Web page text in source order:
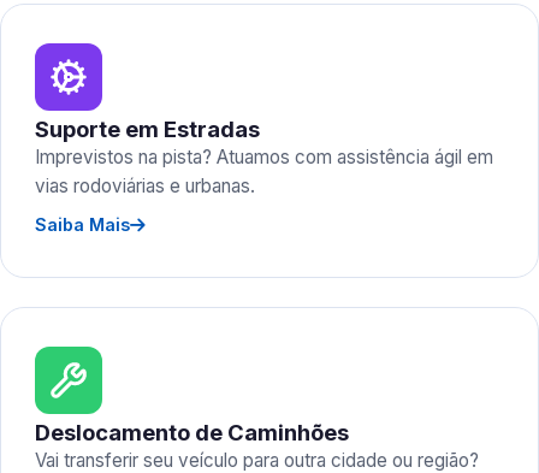
Suporte em Estradas
Imprevistos na pista? Atuamos com assistência ágil em
vias rodoviárias e urbanas.
Saiba Mais
Deslocamento de Caminhões
Vai transferir seu veículo para outra cidade ou região?